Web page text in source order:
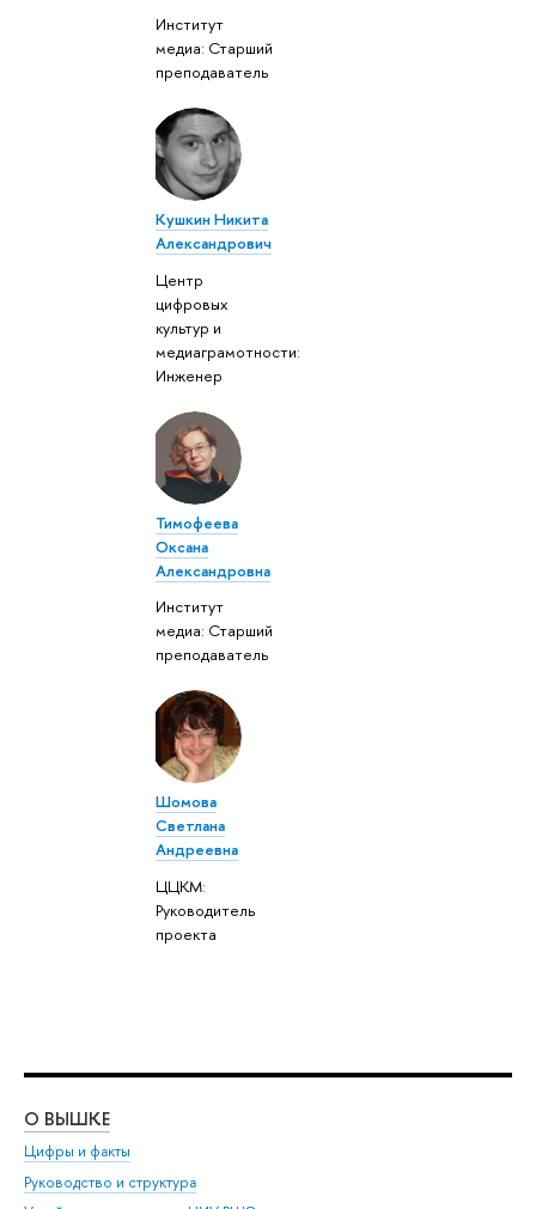
Институт
медиа: Старший
преподаватель
Кушкин Никита
Александрович
Центр
цифровых
культур и
медиаграмотности:
Инженер
Тимофеева
Оксана
Александровна
Институт
медиа: Старший
преподаватель
Шомова
Светлана
Андреевна
ЦЦКМ:
Руководитель
проекта
О ВЫШКЕ
Цифры и факты
Руководство и структура